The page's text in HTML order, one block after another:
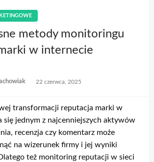
metody monitoringu
w internecie
Opublikowane
22 czerwca, 2025
transformacji reputacja marki w
się jednym z najcenniejszych aktywów
recenzja czy komentarz może
na wizerunek firmy i jej wyniki
też monitoring reputacji w sieci